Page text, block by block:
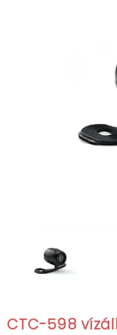
CTC-598